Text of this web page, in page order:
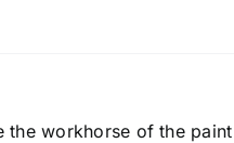
workhorse of the